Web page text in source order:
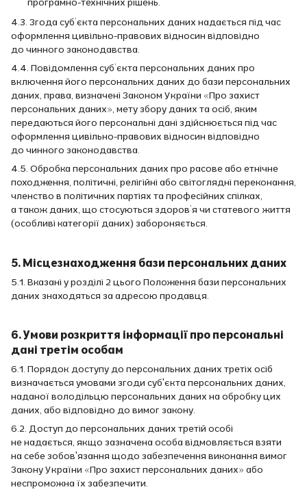
4.3. Згода суб’єкта персональних даних надається під час
оформлення цивільно-правових відносин відповідно
до чинного законодавства.
4.4. Повідомлення суб’єкта персональних даних про
включення його персональних даних до бази персональних
даних, права, визначені Законом України «Про захист
персональних даних», мету збору даних та осіб, яким
передаються його персональні дані здійснюється під час
оформлення цивільно-правових відносин відповідно
до чинного законодавства.
4.5. Обробка персональних даних про расове або етнічне
походження, політичні, релігійні або світоглядні переконання,
членство в політичних партіях та професійних спілках,
а також даних, що стосуються здоров’я чи статевого життя
(особливі категорії даних) забороняється.
5. Місцезнаходження бази персональних даних
5.1. Вказані у розділі 2 цього Положення бази персональних
даних знаходяться за адресою продавця.
6. Умови розкриття інформації про персональні
дані третім особам
6.1. Порядок доступу до персональних даних третіх осіб
визначається умовами згоди суб'єкта персональних даних,
наданої володільцю персональних даних на обробку цих
даних, або відповідно до вимог закону.
6.2. Доступ до персональних даних третій особі
не надається, якщо зазначена особа відмовляється взяти
на себе зобов'язання щодо забезпечення виконання вимог
Закону України «Про захист персональних даних» або
неспроможна їх забезпечити.